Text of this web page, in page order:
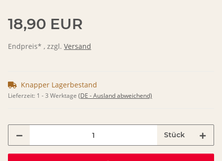
18,90 EUR
Endpreis* , zzgl. Versand
Knapper Lagerbestand
Lieferzeit: 1 - 3 Werktage (DE - Ausland abweichend)
Stück